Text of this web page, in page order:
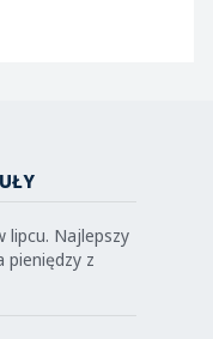
lipcu. Najlepszy
pieniędzy z